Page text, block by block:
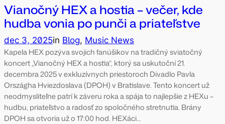
Vianočný HEX a hostia – večer, kde
hudba vonia po punči a priateľstve
dec 3, 2025in Blog, Music News
Kapela HEX pozýva svojich fanúšikov na tradičný sviatočný
koncert „Vianočný HEX a hostia“, ktorý sa uskutoční 21.
decembra 2025 v exkluzívnych priestoroch Divadlo Pavla
Országha Hviezdoslava (DPOH) v Bratislave. Tento koncert už
neodmysliteľne patrí k záveru roka a spája to najlepšie z HEXu –
hudbu, priateľstvo a radosť zo spoločného stretnutia. Brány
DPOH sa otvoria už o 17:00 hod. HEXáci…